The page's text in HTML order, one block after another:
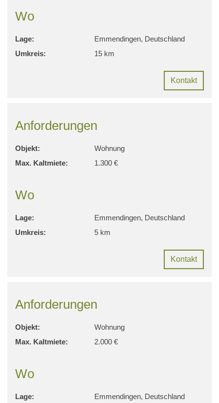
Wo
Lage:
Emmendingen, Deutschland
Umkreis:
15 km
Kontakt
Anforderungen
Objekt:
Wohnung
Max. Kaltmiete:
1.300 €
Wo
Lage:
Emmendingen, Deutschland
Umkreis:
5 km
Kontakt
Anforderungen
Objekt:
Wohnung
Max. Kaltmiete:
2.000 €
Wo
Lage:
Emmendingen, Deutschland